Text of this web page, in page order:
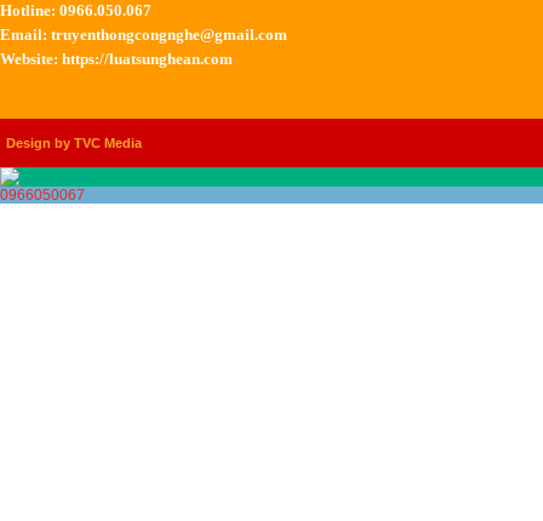
Hotline: 0966.050.067
Email: truyenthongcongnghe@gmail.com
Website: https://luatsunghean.com
Design by TVC Media
0966050067